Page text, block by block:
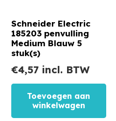
Schneider Electric
185203 penvulling
Medium Blauw 5
stuk(s)
€4,57 incl. BTW
Toevoegen aan
winkelwagen